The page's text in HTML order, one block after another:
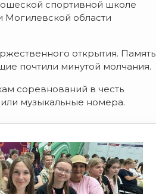
спортивной школе
области
открытия. Память
почтили минутой молчания.
соревнований в честь
музыкальные номера.